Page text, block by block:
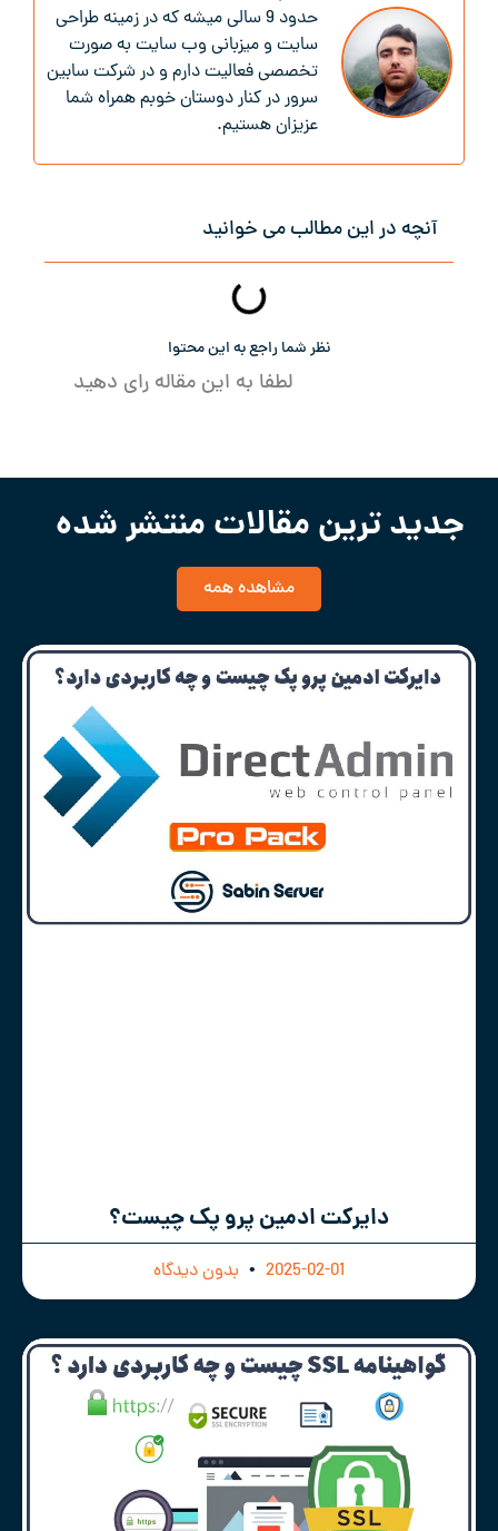
حدود 9 سالی میشه که در زمینه طراحی
سایت و میزبانی وب سایت به صورت
تخصصی فعالیت دارم و در شرکت سابین
سرور در کنار دوستان خوبم همراه شما
عزیزان هستیم.
آنچه در این مطالب می خوانید
نظر شما راجع به این محتوا
لطفا به این مقاله رای دهید
جدید ترین مقالات منتشر شده
مشاهده همه
دایرکت ادمین پرو پک چیست؟
2025-02-01 بدون دیدگاه